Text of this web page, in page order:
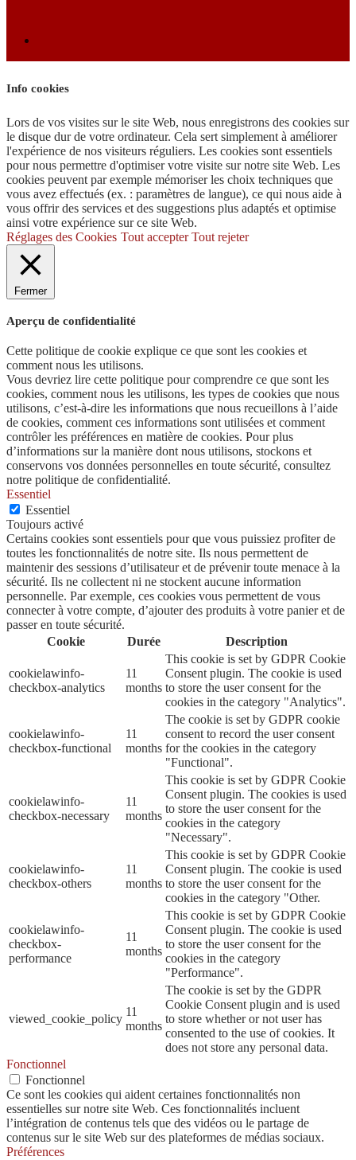
Info cookies
Lors de vos visites sur le site Web, nous enregistrons des cookies sur
le disque dur de votre ordinateur. Cela sert simplement à améliorer
l'expérience de nos visiteurs réguliers. Les cookies sont essentiels
pour nous permettre d'optimiser votre visite sur notre site Web. Les
cookies peuvent par exemple mémoriser les choix techniques que
vous avez effectués (ex. : paramètres de langue), ce qui nous aide à
vous offrir des services et des suggestions plus adaptés et optimise
ainsi votre expérience sur ce site Web.
Réglages des Cookies Tout accepter Tout rejeter
Fermer
Aperçu de confidentialité
Cette politique de cookie explique ce que sont les cookies et
comment nous les utilisons.
Vous devriez lire cette politique pour comprendre ce que sont les
cookies, comment nous les utilisons, les types de cookies que nous
utilisons, c’est-à-dire les informations que nous recueillons à l’aide
de cookies, comment ces informations sont utilisées et comment
contrôler les préférences en matière de cookies. Pour plus
d’informations sur la manière dont nous utilisons, stockons et
conservons vos données personnelles en toute sécurité, consultez
notre politique de confidentialité.
Essentiel
Essentiel
Toujours activé
Certains cookies sont essentiels pour que vous puissiez profiter de
toutes les fonctionnalités de notre site. Ils nous permettent de
maintenir des sessions d’utilisateur et de prévenir toute menace à la
sécurité. Ils ne collectent ni ne stockent aucune information
personnelle. Par exemple, ces cookies vous permettent de vous
connecter à votre compte, d’ajouter des produits à votre panier et de
passer en toute sécurité.
Cookie
Durée Description
cookielawinfo-
checkbox-analytics
11
months
This cookie is set by GDPR Cookie
Consent plugin. The cookie is used
to store the user consent for the
cookies in the category "Analytics".
cookielawinfo-
checkbox-functional
11
months
The cookie is set by GDPR cookie
consent to record the user consent
for the cookies in the category
"Functional".
cookielawinfo-
checkbox-necessary
11
months
This cookie is set by GDPR Cookie
Consent plugin. The cookies is used
to store the user consent for the
cookies in the category
"Necessary".
cookielawinfo-
checkbox-others
11
months
This cookie is set by GDPR Cookie
Consent plugin. The cookie is used
to store the user consent for the
cookies in the category "Other.
cookielawinfo-
checkbox-
performance
11
months
This cookie is set by GDPR Cookie
Consent plugin. The cookie is used
to store the user consent for the
cookies in the category
"Performance".
viewed_cookie_policy
11
months
The cookie is set by the GDPR
Cookie Consent plugin and is used
to store whether or not user has
consented to the use of cookies. It
does not store any personal data.
Fonctionnel
Fonctionnel
Ce sont les cookies qui aident certaines fonctionnalités non
essentielles sur notre site Web. Ces fonctionnalités incluent
l’intégration de contenus tels que des vidéos ou le partage de
contenus sur le site Web sur des plateformes de médias sociaux.
Préférences